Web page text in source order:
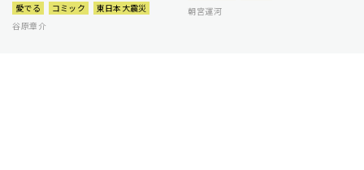
愛でる コミック
東日本大震災
谷原章介
朝宮運河